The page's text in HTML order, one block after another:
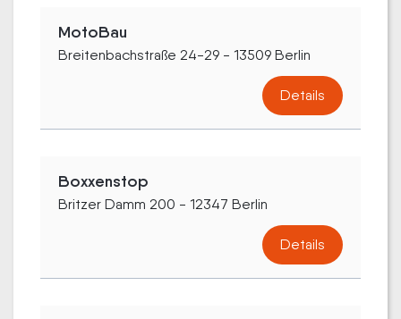
MotoBau
Breitenbachstraße 24-29 - 13509 Berlin
Details
Boxxenstop
Britzer Damm 200 - 12347 Berlin
Details